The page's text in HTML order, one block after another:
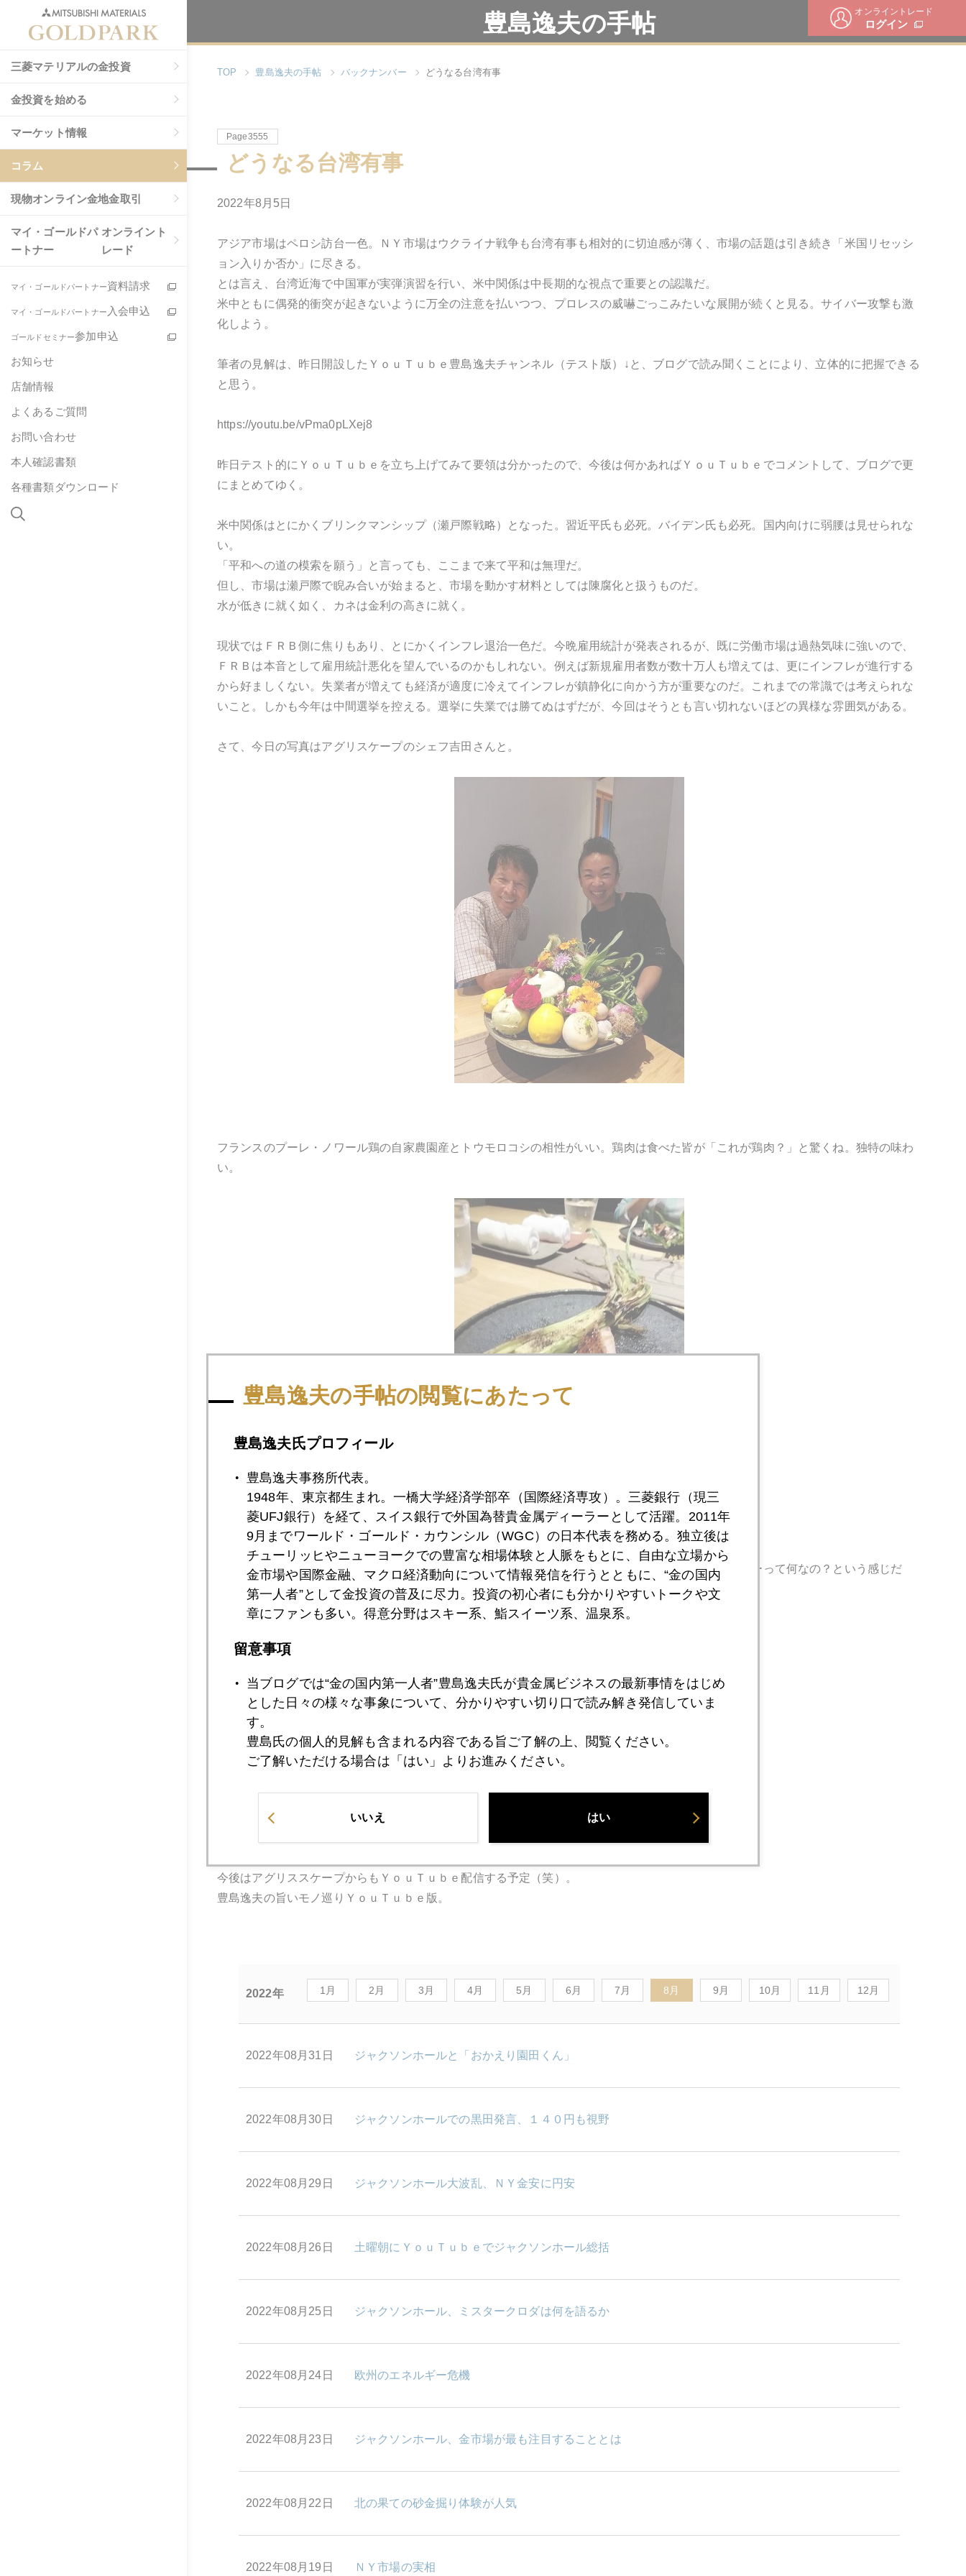
オンライントレード
ログイン
三菱マテリアルの金投資
金投資を始める
マーケット情報
コラム
現物オンライン金地金取引
マイ・ゴールドパ
ートナー
オンライント
レード
マイ・ゴールドパートナー資料請求
マイ・ゴールドパートナー 入会申込
ゴールドセミナー参加申込
お知らせ
店舗情報
よくあるご質問
お問い合わせ
本人確認書類
各種書類ダウンロード
豊島逸夫の手帖
TOP 豊島逸夫の手帖 バックナンバー どうなる台湾有事
Page3555
どうなる台湾有事
2022年8 月 5 日
アジア市場はペロシ訪台一色。ＮＹ市場はウクライナ戦争も台湾有事も相対的に切迫感が薄く、市場の話題は引き続き「米国リセッシ
ョン入りか否か」に尽きる。
とは言え、台湾近海で中国軍が実弾演習を行い、米中関係は中長期的な視点で重要との認識だ。
米中ともに偶発的衝突が起きないように万全の注意を払いつつ、プロレスの威嚇ごっこみたいな展開が続くと見る。サイバー攻撃も激
化しよう。
筆者の見解は、昨日開設したＹｏｕＴｕｂｅ豊島逸夫チャンネル（テスト版） ↓ と、ブログで読み聞くことにより、立体的に把握できる
と思う。
https://youtu.be/vPma0pLXej8
昨日テスト的にＹｏｕＴｕｂｅを立ち上げてみて要領は分かったので、今後は何かあればＹｏｕＴｕｂｅでコメントして、ブログで更
にまとめてゆく。
米中関係はとにかくブリンクマンシップ（瀬戸際戦略）となった。習近平氏も必死。バイデン氏も必死。国内向けに弱腰は見せられな
い。
「平和への道の模索を願う」と言っても、ここまで来て平和は無理だ。
但し、市場は瀬戸際で睨み合いが始まると、市場を動かす材料としては陳腐化と扱うものだ。
水が低きに就く如く、カネは金利の高きに就く。
現状ではＦＲＢ側に焦りもあり、とにかくインフレ退治一色だ。今晩雇用統計が発表されるが、既に労働市場は過熱気味に強いので、
ＦＲＢは本音として雇用統計悪化を望んでいるのかもしれない。例えば新規雇用者数が数十万人も増えては、更にインフレが進行する
から好ましくない。失業者が増えても経済が適度に冷えてインフレが鎮静化に向かう方が重要なのだ。これまでの常識では考えられな
いこと。しかも今年は中間選挙を控える。選挙に失業では勝てぬはずだが、今回はそうとも言い切れないほどの異様な雰囲気がある。
さて、今日の写真はアグリスケープのシェフ吉田さんと。
フランスのプーレ・ノワール鶏の自家農園産とトウモロコシの相性がいい。鶏肉は食べた皆が「これが鶏肉？」と驚くね。独特の味わ
い。
デザートのベリー類も同じく自家製で一味違う。これがブルーベリー？これまで食べていたブルーベリーって何なの？という感じだ
今後はアグリススケープからもＹｏｕＴｕｂｅ配信する予定（笑）。
豊島逸夫の旨いモノ巡りＹｏｕＴｕｂｅ版。
2022年 1月 2月 3月 4月 5月 6月 7月 8月 9月 10月 11月 12月
2022年08月31日 ジャクソンホールと「おかえり園田くん」
2022年08月30日 ジャクソンホールでの黒田発言、１４０円も視野
2022年08月29日 ジャクソンホール大波乱、ＮＹ金安に円安
2022年08月26日 土曜朝にＹｏｕＴｕｂｅでジャクソンホール総括
2022年08月25日 ジャクソンホール、ミスタークロダは何を語るか
2022年08月24日 欧州のエネルギー危機
2022年08月23日 ジャクソンホール、金市場が最も注目することとは
2022年08月22日 北の果ての砂金掘り体験が人気
2022年08月19日 ＮＹ市場の実相
豊島逸夫の手帖の閲覧にあたって
豊島逸夫氏プロフィール
豊島逸夫事務所代表。
1948年、東京都生まれ。一橋大学経済学部卒（国際経済専攻）。三菱銀行（現三
菱UFJ銀行）を経て、スイス銀行で外国為替貴金属ディーラーとして活躍。2011年
9月までワールド・ゴールド・カウンシル（WGC）の日本代表を務める。独立後は
チューリッヒやニューヨークでの豊富な相場体験と人脈をもとに、自由な立場から
金市場や国際金融、マクロ経済動向について情報発信を行うとともに、“金の国内
第一人者”として金投資の普及に尽力。投資の初心者にも分かりやすいトークや文
章にファンも多い。得意分野はスキー系、鮨スイーツ系、温泉系。
留意事項
当ブログでは“金の国内第一人者”豊島逸夫氏が貴金属ビジネスの最新事情をはじめ
とした日々の様々な事象について、分かりやすい切り口で読み解き発信していま
す。
豊島氏の個人的見解も含まれる内容である旨ご了解の上、閲覧ください。
ご了解いただける場合は「はい」よりお進みください。
いいえ はい